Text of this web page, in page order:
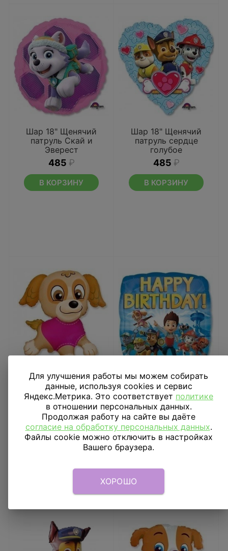
Шар 18" Щенячий
патруль Скай и
Эверест
485 ₽
В КОРЗИНУ
Шар 18" Щенячий
патруль сердце
голубое
485 ₽
В КОРЗИНУ
Шар фигура Щенок в
розовом Скай
1 232₽
В КОРЗИНУ
Шар 18" HB Щенячий
патруль квадрат
485₽
В КОРЗИНУ
Для улучшения работы мы можем собирать
данные, используя cookies и сервис
Яндекс.Метрика. Это соответствует политике
в отношении персональных данных.
Продолжая работу на сайте вы даёте
согласие на обработку персональных данных.
Файлы cookie можно отключить в настройках
Вашего браузера.
ХОРОШО